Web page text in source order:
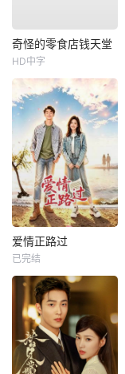
奇怪的零食店钱天堂
HD中字
爱情正路过
已完结